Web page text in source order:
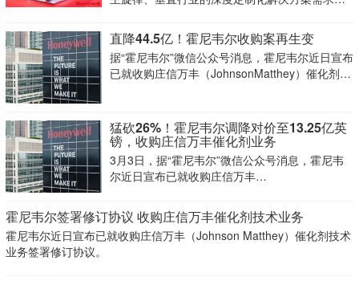
为实现“能碳双控”闭环的关键引擎。
直降44.5亿！霍尼韦尔收购案再生变
据“霍尼韦尔”微信公众号消息，霍尼韦尔近日宣布
已就收购庄信万丰（JohnsonMatthey）催化剂技
猛砍26%！霍尼韦尔调降对价至13.25亿英
镑，收购庄信万丰催化剂业务
3月3日，据“霍尼韦尔”微信公众号消息，霍尼韦
尔近日宣布已就收购庄信万丰
议
霍尼韦尔签署修订协议 收购庄信万丰催化剂技术业务
霍尼韦尔近日宣布已就收购庄信万丰（Johnson Matthey）催化剂技术
业务签署修订协议。